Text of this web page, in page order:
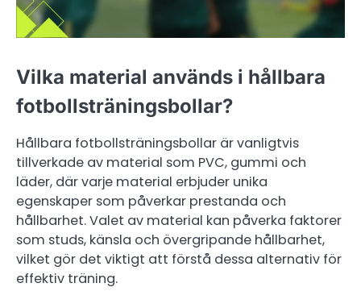
Vilka material används i hållbara
fotbollsträningsbollar?
Hållbara fotbollsträningsbollar är vanligtvis
tillverkade av material som PVC, gummi och
läder, där varje material erbjuder unika
egenskaper som påverkar prestanda och
hållbarhet. Valet av material kan påverka faktorer
som studs, känsla och övergripande hållbarhet,
vilket gör det viktigt att förstå dessa alternativ för
effektiv träning.